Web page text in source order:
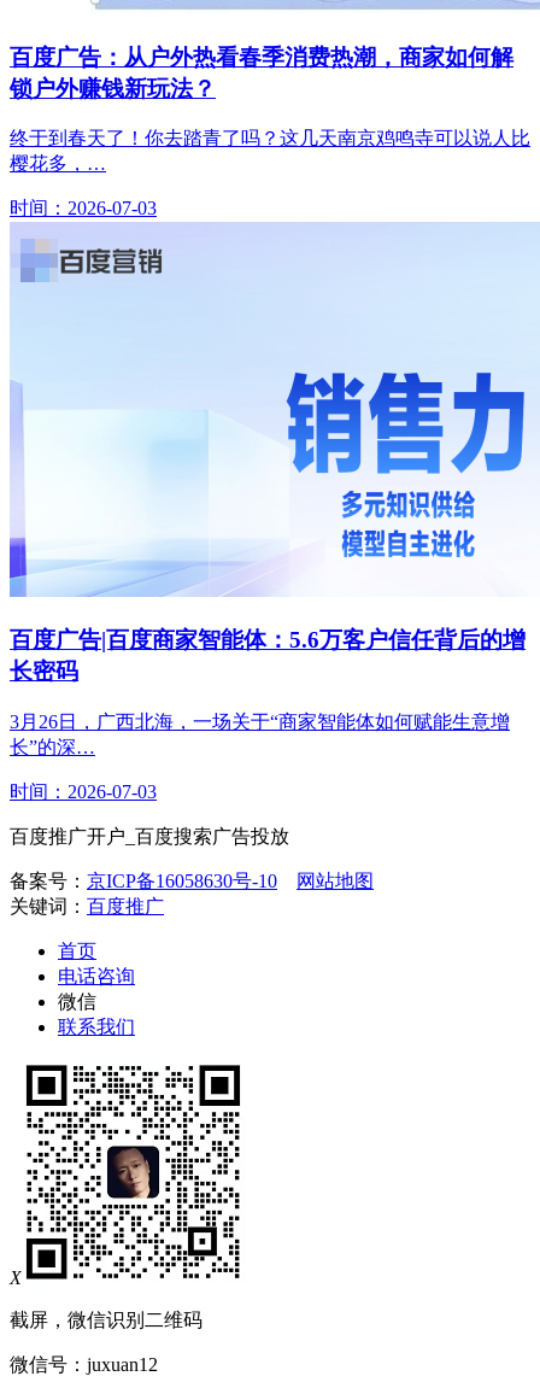
百度广告：从户外热看春季消费热潮，商家如何解
锁户外赚钱新玩法？
终于到春天了！你去踏青了吗？这几天南京鸡鸣寺可以说人比
樱花多，…
时间：2026-07-03
百度广告|百度商家智能体：5.6万客户信任背后的增
长密码
3月26日，广西北海，一场关于“商家智能体如何赋能生意增
长”的深…
时间：2026-07-03
百度推广开户_百度搜索广告投放
备案号： 京ICP备16058630号-10
网站地图
关键词： 百度推广
首页
电话咨询
微信
联系我们
X
截屏，微信识别二维码
微信号： juxuan12